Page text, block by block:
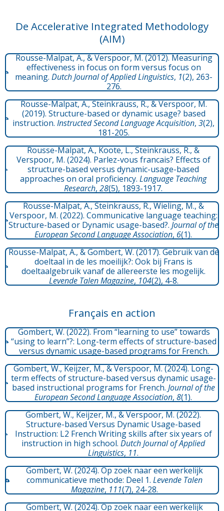
De Accelerative Integrated Methodology
(AIM)
Rousse-Malpat, A., & Verspoor, M. (2012). Measuring
effectiveness in focus on form versus focus on
meaning.Dutch Journal of Applied Linguistics, 1(2), 263-
276.
Rousse-Malpat, A., Steinkrauss, R., & Verspoor, M.
(2019). Structure-based or dynamic usage? based
instruction.Instructed Second Language Acquisition,3(2),
181-205.
Rousse-Malpat, A., Koote, L., Steinkrauss, R., &
Verspoor, M. (2024). Parlez-vous francais? Effects of
structure-based versus dynamic-usage-based
approaches on oral proficiency.Language Teaching
Research,28(5), 1893-1917.
Rousse-Malpat, A., Steinkrauss, R., Wieling, M., &
Verspoor, M. (2022). Communicative language teaching:
Structure-based or Dynamic usage-based?. Journal of the
European Second Language Association, 6(1).
Rousse-Malpat, A., & Gombert, W. (2017). Gebruik van de
doeltaal in de les moeilijk?: Ook bij Frans is
doeltaalgebruik vanaf de allereerste les mogelijk.
Levende Talen Magazine, 104(2), 4-8.
Français en action
Gombert, W. (2022). From “learning to use” towards
“using to learn”?: Long-term effects of structure-based
versus dynamic usage-based programs for French.
Gombert, W., Keijzer, M., & Verspoor, M. (2024). Long-
term effects of structure-based versus dynamic usage-
based instructional programs for French. Journal of the
European Second Language Association,8(1).
Gombert, W., Keijzer, M., & Verspoor, M. (2022).
Structure-based Versus Dynamic Usage-based
Instruction: L2 French Writing skills after six years of
instruction in high school.Dutch Journal of Applied
Linguistics, 11.
Gombert, W. (2024). Op zoek naar een werkelijk
communicatieve methode: Deel 1. Levende Talen
Magazine, 111(7), 24-28.
Gombert, W. (2024). Op zoek naar een werkelijk